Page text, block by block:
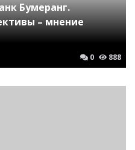
Бумеранг.
– мнение
0 888